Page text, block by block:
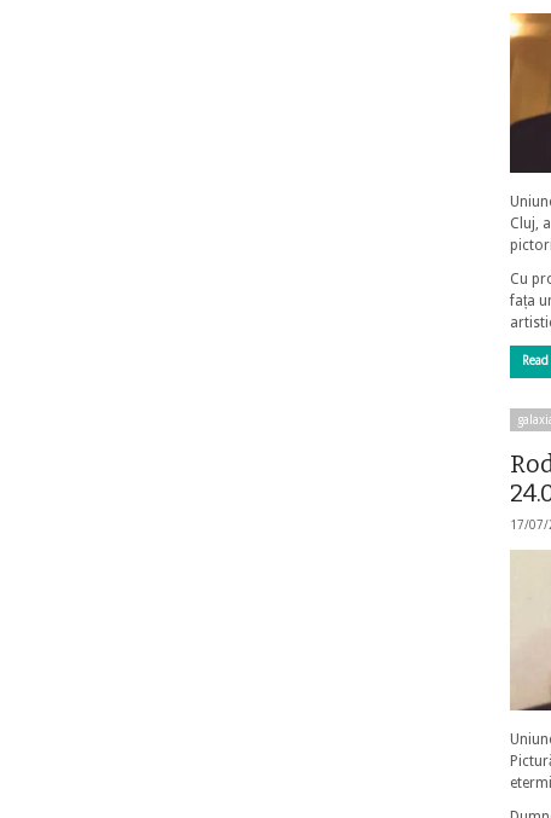
Cluj,
Cu
fața
17/07/